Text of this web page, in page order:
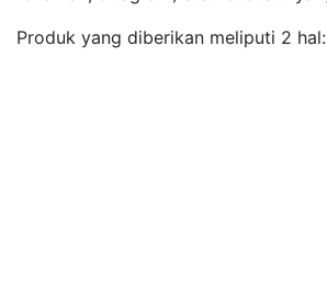
Produk yang diberikan meliputi 2 hal: